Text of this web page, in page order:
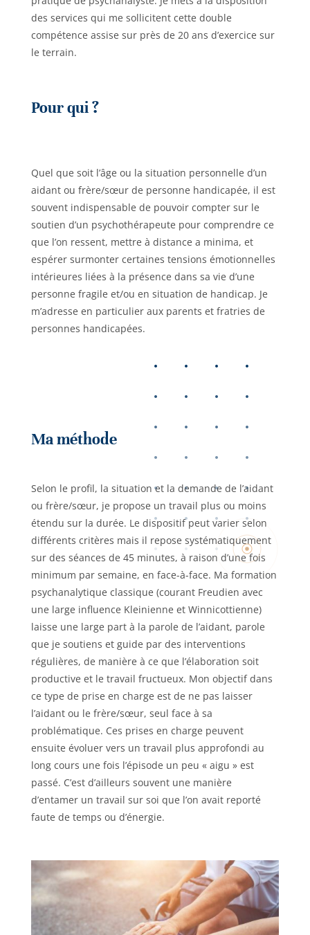
des services qui me sollicitent cette double
compétence assise sur près de 20 ans d’exercice sur
le terrain.
Pour qui ?
Quel que soit l’âge ou la situation personnelle d’un
aidant ou frère/sœur de personne handicapée, il est
souvent indispensable de pouvoir compter sur le
soutien d’un psychothérapeute pour comprendre ce
que l’on ressent, mettre à distance a minima, et
espérer surmonter certaines tensions émotionnelles
intérieures liées à la présence dans sa vie d’une
personne fragile et/ou en situation de handicap. Je
m’adresse en particulier aux parents et fratries de
personnes handicapées.
Ma méthode
Selon le profil, la situation et la demande de l’aidant
ou frère/sœur, je propose un travail plus ou moins
étendu sur la durée. Le dispositif peut varier selon
différents critères mais il repose systématiquement
sur des séances de 45 minutes, à raison d’une fois
minimum par semaine, en face-à-face. Ma formation
psychanalytique classique (courant Freudien avec
une large influence Kleinienne et Winnicottienne)
laisse une large part à la parole de l’aidant, parole
que je soutiens et guide par des interventions
régulières, de manière à ce que l’élaboration soit
productive et le travail fructueux. Mon objectif dans
ce type de prise en charge est de ne pas laisser
l’aidant ou le frère/sœur, seul face à sa
problématique. Ces prises en charge peuvent
ensuite évoluer vers un travail plus approfondi au
long cours une fois l’épisode un peu « aigu » est
passé. C’est d’ailleurs souvent une manière
d’entamer un travail sur soi que l’on avait reporté
faute de temps ou d’énergie.